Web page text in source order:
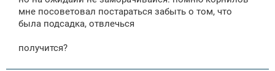
мне посоветовал постараться забыть о том, что
была подсадка, отвлечься
получится?